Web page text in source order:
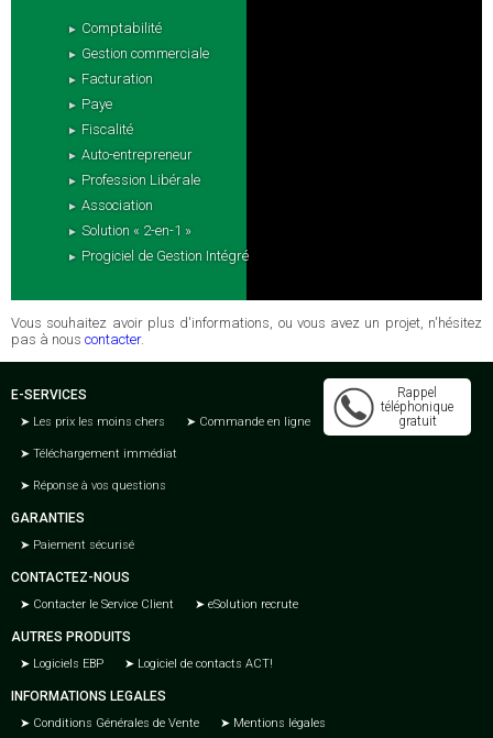
Comptabilité
Gestion commerciale
Facturation
Paye
Fiscalité
Auto-entrepreneur
Profession Libérale
Association
Solution « 2-en-1 »
Progiciel de Gestion Intégré
Vous souhaitez avoir plus d'informations, ou vous avez un projet, n'hésitez
pas à nous contacter.
Rappel
téléphonique
gratuit
E-SERVICES
Les prix les moins chers Commande en ligne
Téléchargement immédiat
Réponse à vos questions
GARANTIES
Paiement sécurisé
CONTACTEZ-NOUS
Contacter le Service Client eSolution recrute
AUTRES PRODUITS
Logiciels EBP Logiciel de contacts ACT!
INFORMATIONS LEGALES
Conditions Générales de Vente Mentions légales